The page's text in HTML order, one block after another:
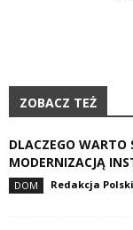
ZOBACZ TEŻ
DLACZEGO WARTO
MODERNIZACJĄ
DOM Redakcja